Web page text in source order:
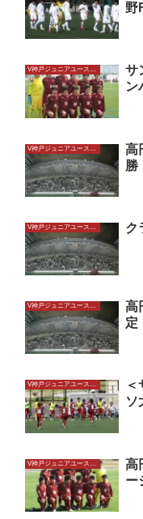
野
V神戸ジュニアユースU15
サ
ン
V神戸ジュニアユースU15
高
勝
V神戸ジュニアユースU15 ク
V神戸ジュニアユースU15
高
定
V神戸ジュニアユースU15
ソ
V神戸ジュニアユースU15
高
ー